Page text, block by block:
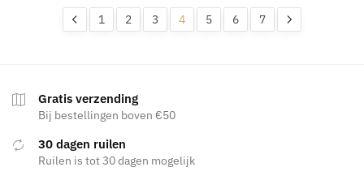
worden
op
1 2 3 4 5 6 7
Gratis verzending
Bij bestellingen boven €50
30 dagen ruilen
Ruilen is tot 30 dagen mogelijk